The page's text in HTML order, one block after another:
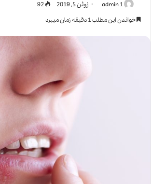
admin 1 ژوئن 5, 2019
خواندن این مطلب 1 دقیقه زمان میبرد